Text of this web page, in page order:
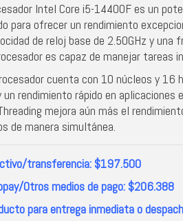
Intel Core i5-14400F es un
para ofrecer un rendimiento
de reloj base de 2.50GHz y una
es capaz de manejar tareas
cuenta con 10 núcleos y 16
un rendimiento rápido en
mejora aún más el
de manera simultánea.
transferencia: $197.500
Otros medios de pago: $206.388
para entrega inmediata o